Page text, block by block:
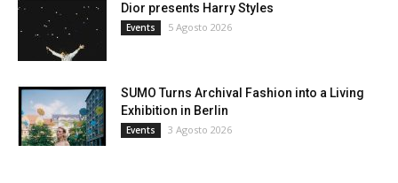
Dior presents Harry Styles
Events 5 Agosto 2026
SUMO Turns Archival Fashion into a Living
Exhibition in Berlin
Events 3 Agosto 2026